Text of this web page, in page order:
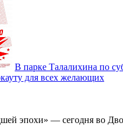
В парке Талалихина по
для всех желающих
эпохи» — сегодня во